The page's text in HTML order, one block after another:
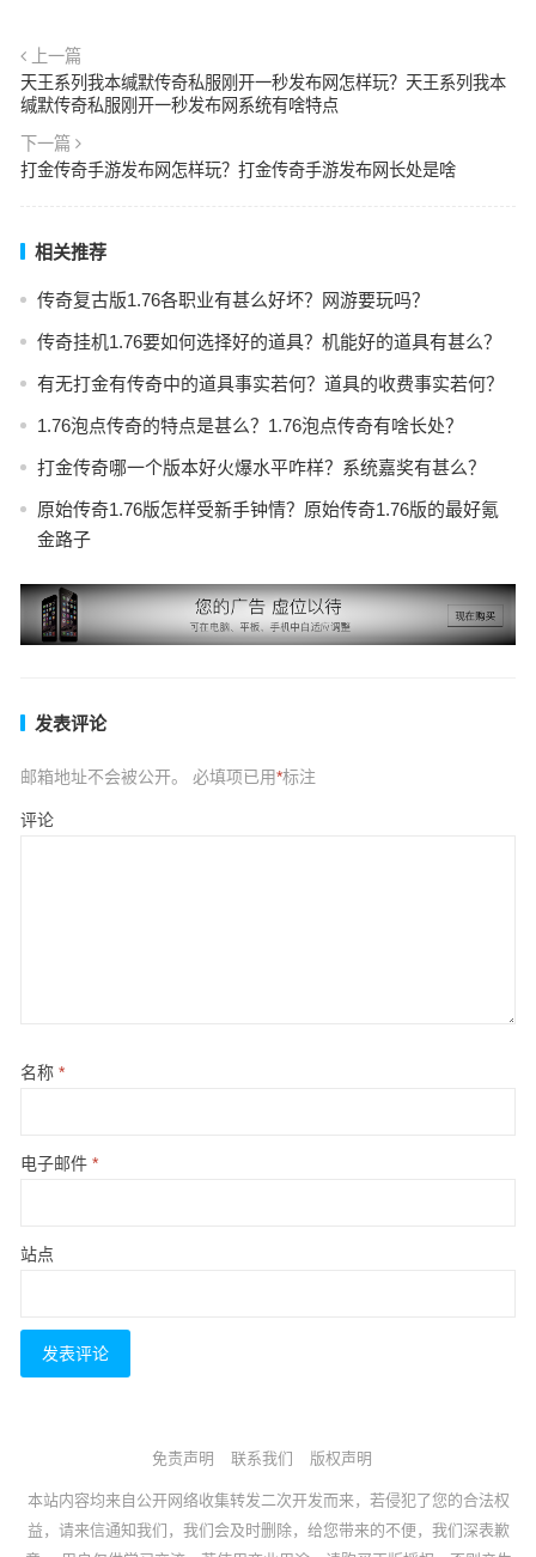
上一篇
天王系列我本缄默传奇私服刚开一秒发布网怎样玩？天王系列我本
缄默传奇私服刚开一秒发布网系统有啥特点
下一篇
打金传奇手游发布网怎样玩？打金传奇手游发布网长处是啥
相关推荐
传奇复古版1.76各职业有甚么好坏？网游要玩吗？
传奇挂机1.76要如何选择好的道具？机能好的道具有甚么？
有无打金有传奇中的道具事实若何？道具的收费事实若何？
1.76泡点传奇的特点是甚么？1.76泡点传奇有啥长处？
打金传奇哪一个版本好火爆水平咋样？系统嘉奖有甚么？
原始传奇1.76版怎样受新手钟情？原始传奇1.76版的最好氪
金路子
发表评论
邮箱地址不会被公开。 必填项已用*标注
评论
名称 *
电子邮件 *
站点
免责声明 联系我们 版权声明
本站内容均来自公开网络收集转发二次开发而来，若侵犯了您的合法权
益，请来信通知我们，我们会及时删除，给您带来的不便，我们深表歉